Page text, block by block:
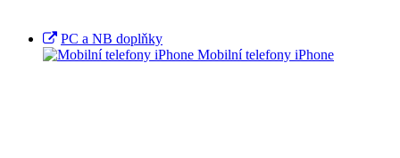
PC a NB doplňky
Mobilní telefony iPhone